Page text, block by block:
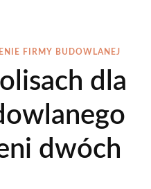
FIRMY BUDOWLANEJ
dla
dwóch